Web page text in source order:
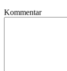
Kommentar